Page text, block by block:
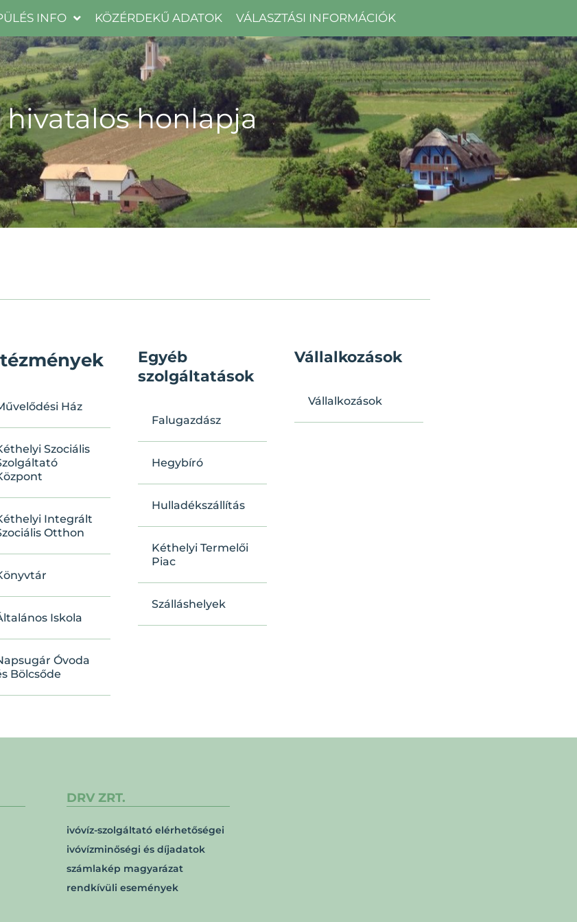
INFO KÖZÉRDEKŰ ADATOK VÁLASZTÁSI INFORMÁCIÓK
hivatalos honlapja
Ház
Szociális
Integrált
Otthon
Iskola
Óvoda
Bölcsőde
Egyéb
szolgáltatások
Falugazdász
Hegybíró
Hulladékszállítás
Kéthelyi Termelői
Piac
Szálláshelyek
Vállalkozások
Vállalkozások
DRV ZRT.
ivóvíz-szolgáltató elérhetőségei
ivóvízminőségi és díjadatok
számlakép magyarázat
rendkívüli események